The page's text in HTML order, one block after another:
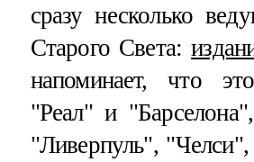
сразу несколько
Старого Света:
напоминает, что
"Реал" и
"Ливерпуль",